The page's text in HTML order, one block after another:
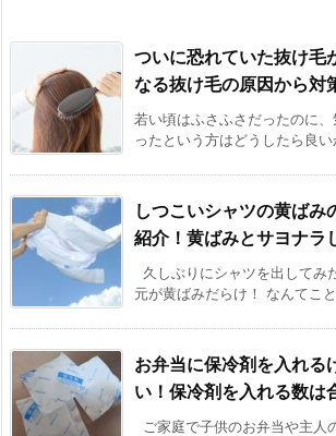
ついに恐れていた抜け毛
なる抜け毛の原因から対
若い頃はふさふさだったのに
ったという方はどうしたら良
しつこいシャツの黄ばみ
紹介！黄ばみとサヨナラ
久しぶりにシャツを出してみ
元が黄ばみだらけ！ なんてこ
お弁当に保冷剤を入れる
い！保冷剤を入れる数は
ご家庭で子供のお弁当や主人